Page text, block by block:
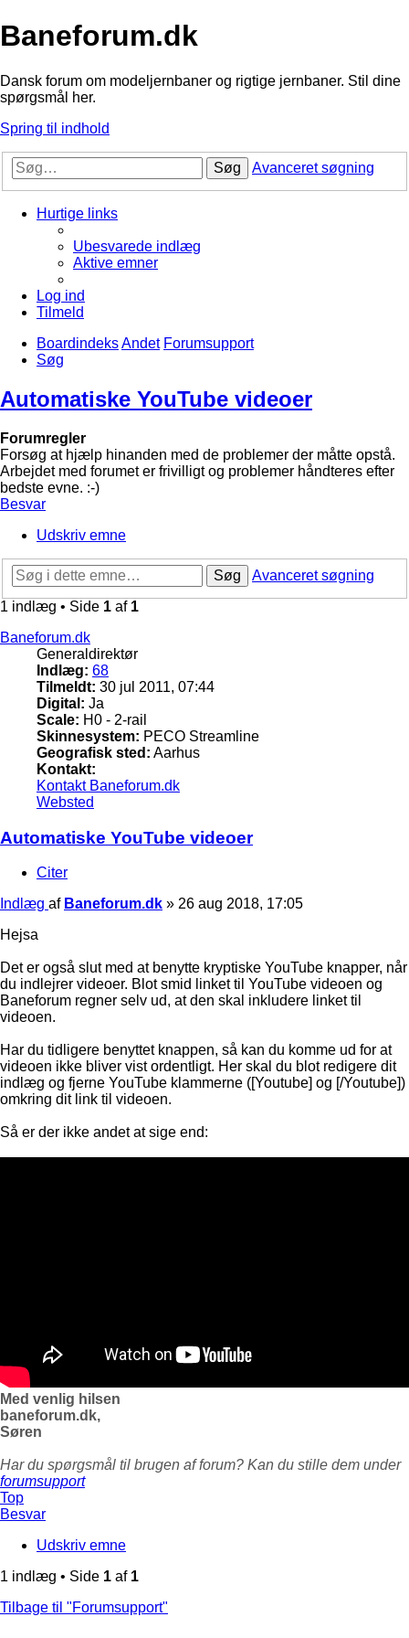
Baneforum.dk
Dansk forum om modeljernbaner og rigtige jernbaner. Stil dine
spørgsmål her.
Spring til indhold
Søg Avanceret søgning
Hurtige links
Ubesvarede indlæg
Aktive emner
Log ind
Tilmeld
BoardindeksAndet Forumsupport
Søg
Automatiske YouTube videoer
Forumregler
Forsøg at hjælp hinanden med de problemer der måtte opstå.
Arbejdet med forumet er frivilligt og problemer håndteres efter
bedste evne. :-)
Besvar
Udskriv emne
Søg
Avanceret søgning
1 indlæg • Side 1 af 1
Baneforum.dk
Generaldirektør
Indlæg: 68
Tilmeldt: 30 jul 2011, 07:44
Digital: Ja
Scale: H0 - 2-rail
Skinnesystem: PECO Streamline
Geografisk sted: Aarhus
Kontakt:
Kontakt Baneforum.dk
Websted
Automatiske YouTube videoer
Citer
Indlæg af Baneforum.dk » 26 aug 2018, 17:05
Hejsa
Det er også slut med at benytte kryptiske YouTube knapper, når
du indlejrer videoer. Blot smid linket til YouTube videoen og
Baneforum regner selv ud, at den skal inkludere linket til
videoen.
Har du tidligere benyttet knappen, så kan du komme ud for at
videoen ikke bliver vist ordentligt. Her skal du blot redigere dit
indlæg og fjerne YouTube klammerne ([Youtube] og [/Youtube])
omkring dit link til videoen.
Så er der ikke andet at sige end:
Med venlig hilsen
baneforum.dk,
Søren
Har du spørgsmål til brugen af forum? Kan du stille dem under
forumsupport
Top
Besvar
Udskriv emne
1 indlæg • Side 1 af 1
Tilbage til "Forumsupport"